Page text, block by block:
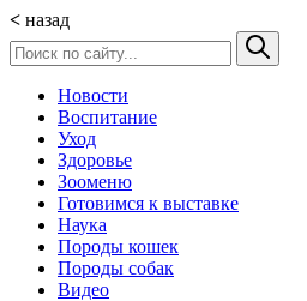
< назад
Новости
Воспитание
Уход
Здоровье
Зооменю
Готовимся к выставке
Наука
Породы кошек
Породы собак
Видео